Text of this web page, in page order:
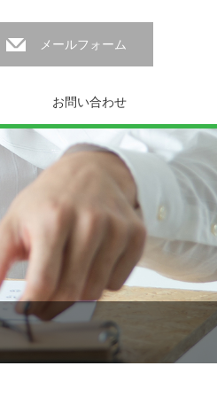
メールフォーム
お問い合わせ